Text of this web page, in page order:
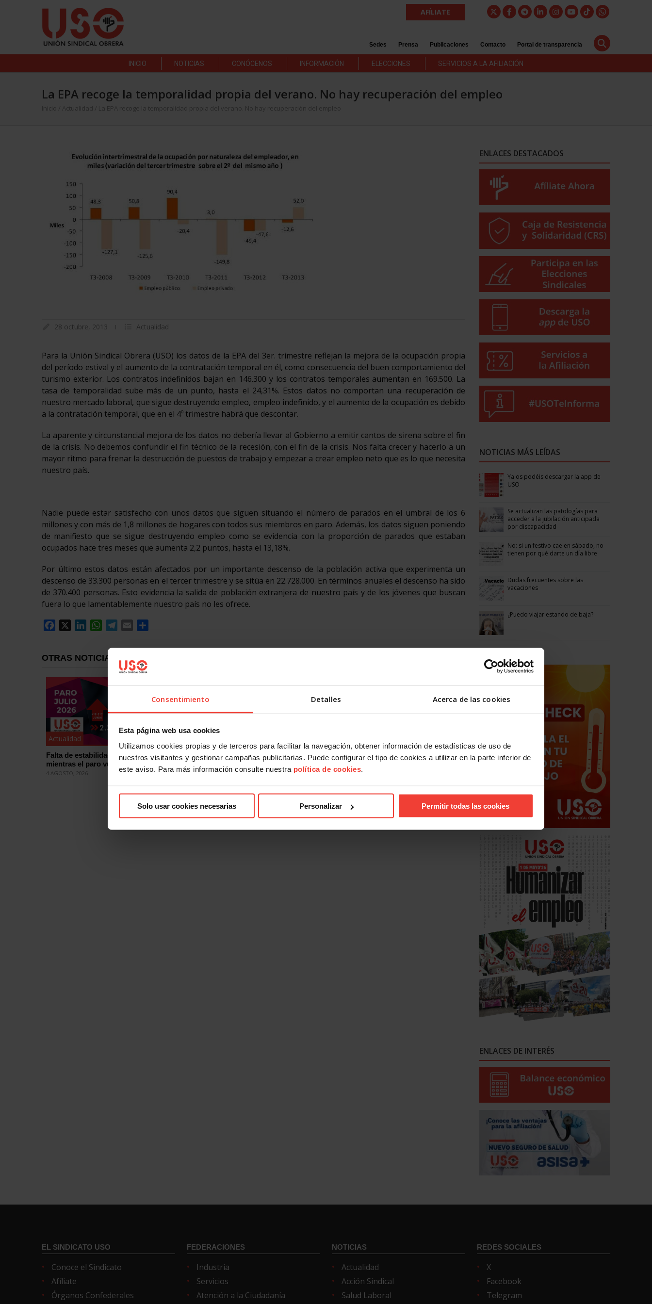
Consentimiento Detalles Acerca de las cookies
Esta página web usa cookies
Utilizamos cookies propias y de terceros para facilitar la navegación, obtener información de estadísticas de uso de
nuestros visitantes y gestionar campañas publicitarias. Puede configurar el tipo de cookies a utilizar en la parte inferior de
este aviso. Para más información consulte nuestra política de cookies.
Solo usar cookies necesarias Personalizar Permitir todas las cookies
AFÍLIATE
Sedes Prensa Publicaciones Contacto Portal de transparencia
INICIO NOTICIAS CONÓCENOS INFORMACIÓN ELECCIONES SERVICIOS A LA AFILIACIÓN
La EPA recoge la temporalidad propia del verano. No hay recuperación del empleo
Inicio Actualidad La EPA recoge la temporalidad propia del verano. No hay recuperación del empleo
28 octubre, 2013 Actualidad
Para la Unión Sindical Obrera (USO) los datos de la EPA del 3er. trimestre reflejan la mejora de la ocupación propia
del período estival y el aumento de la contratación temporal en él, como consecuencia del buen comportamiento del
turismo exterior. Los contratos indefinidos bajan en 146.300 y los contratos temporales aumentan en 169.500. La
tasa de temporalidad sube más de un punto, hasta el 24,31%. Estos datos no comportan una recuperación de
nuestro mercado laboral, que sigue destruyendo empleo, empleo indefinido, y el aumento de la ocupación es debido
a la contratación temporal, que en el 4º trimestre habrá que descontar.
La aparente y circunstancial mejora de los datos no debería llevar al Gobierno a emitir cantos de sirena sobre el fin
de la crisis. No debemos confundir el fin técnico de la recesión, con el fin de la crisis. Nos falta crecer y hacerlo a un
mayor ritmo para frenar la destrucción de puestos de trabajo y empezar a crear empleo neto que es lo que necesita
nuestro país.
Nadie puede estar satisfecho con unos datos que siguen situando el número de parados en el umbral de los 6
millones y con más de 1,8 millones de hogares con todos sus miembros en paro. Además, los datos siguen poniendo
de manifiesto que se sigue destruyendo empleo como se evidencia con la proporción de parados que estaban
ocupados hace tres meses que aumenta 2,2 puntos, hasta el 13,18%.
Por último estos datos están afectados por un importante descenso de la población activa que experimenta un
descenso de 33.300 personas en el tercer trimestre y se sitúa en 22.728.000. En términos anuales el descenso ha sido
de 370.400 personas. Esto evidencia la salida de población extranjera de nuestro país y de los jóvenes que buscan
fuera lo que lamentablemente nuestro país no les ofrece.
Facebook
LinkedInWhatsApp
Telegram
Email
OTRAS NOTICIAS
Actualidad
Falta de estabilidad en el empleo
mientras el paro vuelve a subir en julio
4 AGOSTO, 2026
Mercado laboral 2026: más indefinidos
sobre el papel, más precariedad en la
práctica
El empleo crece en España, pero USO
alerta: 2,5 millones de personas siguen
en paro
ENLACES DESTACADOS
NOTICIAS MÁS LEÍDAS
Ya os podéis descargar la app de
USO
Se actualizan las patologías para
acceder a la jubilación anticipada
por discapacidad
No: si un festivo cae en sábado, no
tienen por qué darte un día libre
Dudas frecuentes sobre las
vacaciones
¿Puedo viajar estando de baja?
ENLACES DE INTERÉS
EL SINDICATO USO
Conoce el Sindicato
Afíliate
Órganos Confederales
FEDERACIONES
Industria
Servicios
Atención a la Ciudadanía
NOTICIAS
Actualidad
Acción Sindical
Salud Laboral
REDES SOCIALES
X
Facebook
Telegram